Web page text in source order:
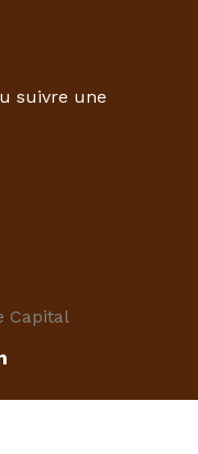
suivre une
Capital